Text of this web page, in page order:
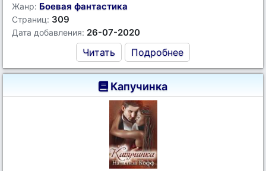
Жанр: Боевая фантастика
Страниц: 309
Дата добавления: 26-07-2020
Читать Подробнее
Капучинка